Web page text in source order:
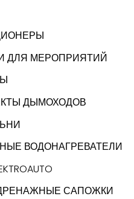
ДЛЯ МЕРОПРИЯТИЙ
ДЫМОХОДОВ
ВОДОНАГРЕВАТЕЛИ
САПОЖКИ